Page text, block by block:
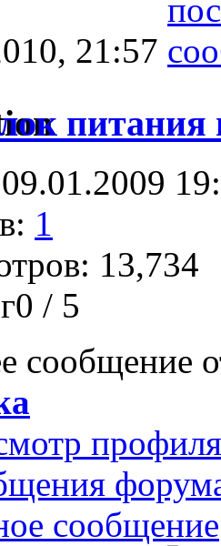
21:57
питания
1
13,734
/ 5
сообщение
профиля
сообщение